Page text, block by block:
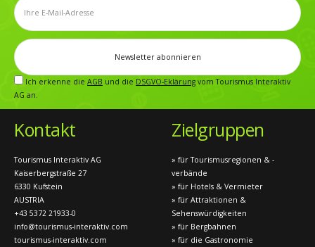
Ich erkenne die AGB und die DSGVO-Eklärung vom Tourismus Interaktiv
AG an.
Kontakt
Tourismus Interaktiv AG
Kaiserbergstraße 27
6330 Kufstein
AUSTRIA
+43 5372 21933-0
info@tourismus-interaktiv.com
tourismus-interaktiv.com
Zielgruppen
» für Tourismusregionen & -
verbände
» für Hotels & Vermieter
» für Attraktionen &
Sehenswürdigkeiten
» für Bergbahnen
» für die Gastronomie